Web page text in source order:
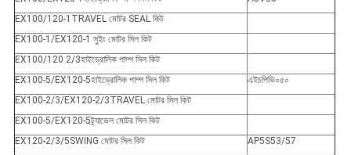
EX100/120-1TRAVEL মোটর SEAL কিট
EX100-1/EX120-1 সুইং মোটর সিল কিট
EX100/120 2/3হাইড্রোলিক পাম্প সিল কিট
EX100-5/EX120-5হাইড্রোলিক পাম্প সিল কিট
এইচপিভি০৫০
EX100-2/3/EX120-2/3TRAVEL মোটর সিল কিট
EX100-5/EX120-5ট্র্যাভেল মোটর সিল কিট
EX120-2/3/5SWING মোটর সিল কিট
AP5S53/57